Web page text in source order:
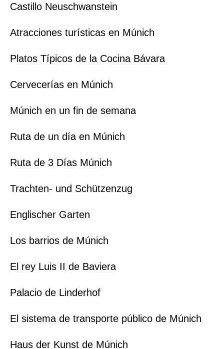
Castillo Neuschwanstein
Atracciones turísticas en Múnich
Platos Típicos de la Cocina Bávara
Cervecerías en Múnich
Múnich en un fin de semana
Ruta de un día en Múnich
Ruta de 3 Días Múnich
Trachten- und Schützenzug
Englischer Garten
Los barrios de Múnich
El rey Luis II de Baviera
Palacio de Linderhof
El sistema de transporte público de Múnich
Haus der Kunst de Múnich